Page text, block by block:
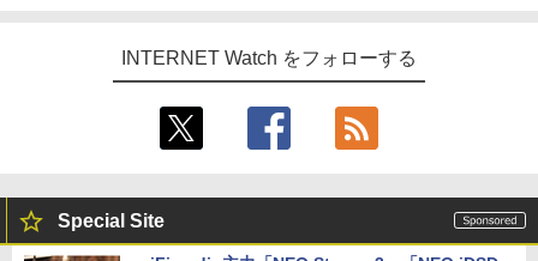
INTERNET Watch をフォローする
Special Site